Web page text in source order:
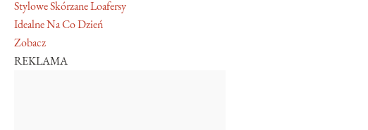
Stylowe Skórzane Loafersy
Idealne Na Co Dzień
Zobacz
REKLAMA